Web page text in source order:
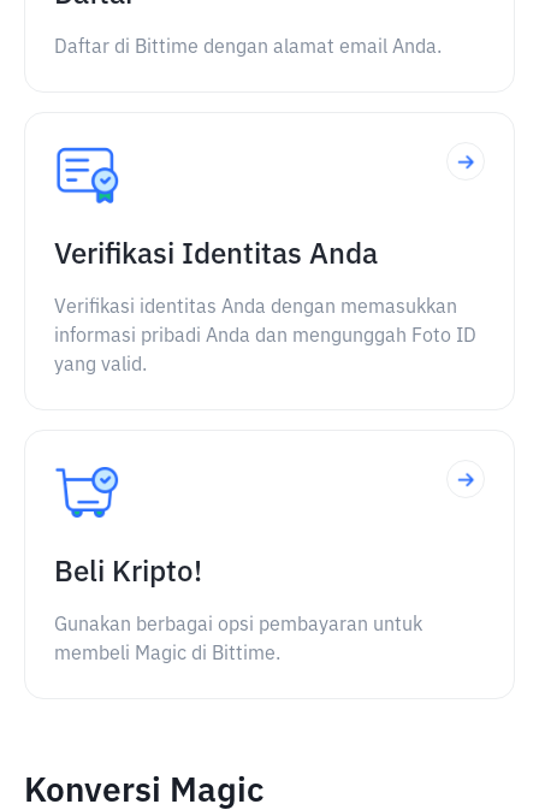
Daftar di Bittime dengan alamat email Anda.
Verifikasi Identitas Anda
Verifikasi identitas Anda dengan memasukkan
informasi pribadi Anda dan mengunggah Foto ID
yang valid.
Beli Kripto!
Gunakan berbagai opsi pembayaran untuk
membeli Magic di Bittime.
Konversi Magic